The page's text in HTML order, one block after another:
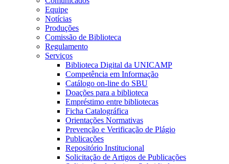
Equipe
Notícias
Produções
Comissão de Biblioteca
Regulamento
Serviços
Biblioteca Digital da UNICAMP
Competência em Informação
Catálogo on-line do SBU
Doações para a biblioteca
Empréstimo entre bibliotecas
Ficha Catalográfica
Orientações Normativas
Prevenção e Verificação de Plágio
Publicações
Repositório Institucional
Solicitação de Artigos de Publicações